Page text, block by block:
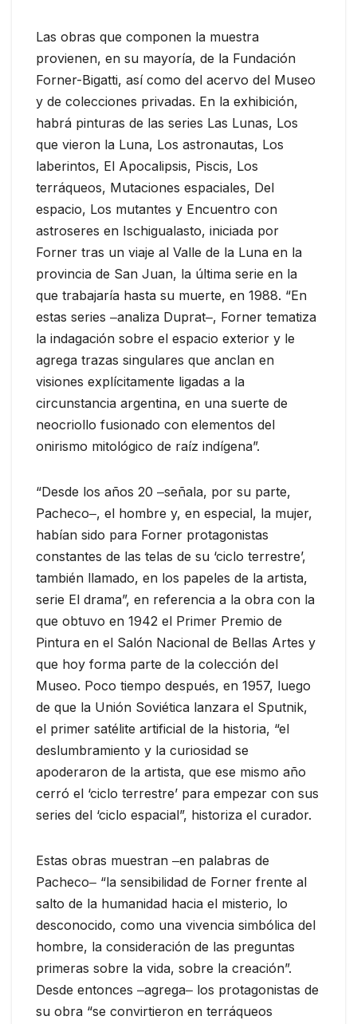
Las obras que componen la muestra
provienen, en su mayoría, de la Fundación
Forner-Bigatti, así como del acervo del Museo
y de colecciones privadas. En la exhibición,
habrá pinturas de las series Las Lunas, Los
que vieron la Luna, Los astronautas, Los
laberintos, El Apocalipsis, Piscis, Los
terráqueos, Mutaciones espaciales, Del
espacio, Los mutantes y Encuentro con
astroseres en Ischigualasto, iniciada por
Forner tras un viaje al Valle de la Luna en la
provincia de San Juan, la última serie en la
que trabajaría hasta su muerte, en 1988. “En
estas series ‒analiza Duprat‒, Forner tematiza
la indagación sobre el espacio exterior y le
agrega trazas singulares que anclan en
visiones explícitamente ligadas a la
circunstancia argentina, en una suerte de
neocriollo fusionado con elementos del
onirismo mitológico de raíz indígena”.
“Desde los años 20 ‒señala, por su parte,
Pacheco‒, el hombre y, en especial, la mujer,
habían sido para Forner protagonistas
constantes de las telas de su ‘ciclo terrestre’,
también llamado, en los papeles de la artista,
serie El drama”, en referencia a la obra con la
que obtuvo en 1942 el Primer Premio de
Pintura en el Salón Nacional de Bellas Artes y
que hoy forma parte de la colección del
Museo. Poco tiempo después, en 1957, luego
de que la Unión Soviética lanzara el Sputnik,
el primer satélite artificial de la historia, “el
deslumbramiento y la curiosidad se
apoderaron de la artista, que ese mismo año
cerró el ‘ciclo terrestre’ para empezar con sus
series del ‘ciclo espacial”, historiza el curador.
Estas obras muestran ‒en palabras de
Pacheco‒ “la sensibilidad de Forner frente al
salto de la humanidad hacia el misterio, lo
desconocido, como una vivencia simbólica del
hombre, la consideración de las preguntas
primeras sobre la vida, sobre la creación”.
Desde entonces ‒agrega‒ los protagonistas de
su obra “se convirtieron en terráqueos